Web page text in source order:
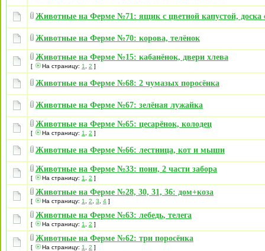
Животные на Ферме №71: ящик с цветной капустой, доска
Животные на Ферме №70: корова, телёнок
Животные на Ферме №15: кабанёнок, двери хлева
[ На страницу: 1 2 ]
Животные на Ферме №68: 2 чумазых поросёнка
Животные на Ферме №67: зелёная лужайка
Животные на Ферме №65: цесарёнок, колодец
[ На страницу: 1 2 ]
Животные на Ферме №66: лестница, кот и мыши
Животные на Ферме №33: пони, 2 части забора
[ На страницу: 1 2 ]
Животные на Ферме №28, 30, 31, 36: дом+коза
[ На страницу: 1 2 3 4 ]
Животные на Ферме №63: лебедь, телега
[ На страницу: 1 2 ]
Животные на Ферме №62: три поросёнка
[ На страницу: 1 2 ]